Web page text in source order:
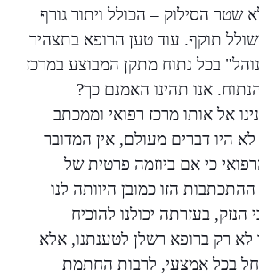
שטר הסילוק – הכולל ויתור גורף
תוקף. עוד טען הרופא בתצהיר
בכל נתוח מתקן המבוצע במרכז
אנו תהינו האמנם כך?
אל אותו מרכז רפואי וממכתב
היו דברים מעולם, אין המדובר
כי אם ביוזמה פרטית של
הזו כמובן היוותה לנו
בעזרתה יכולנו להוכיח
לא רק ברופא רשלן לטענתנו, אלא
בכל אמצעי, לרבות החתמת